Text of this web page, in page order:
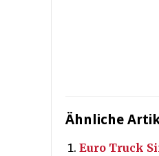
Ähnliche
Euro Truck